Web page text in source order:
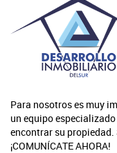
Para nosotros es muy
un equipo
encontrar su
¡COMUNÍCATE AHORA!